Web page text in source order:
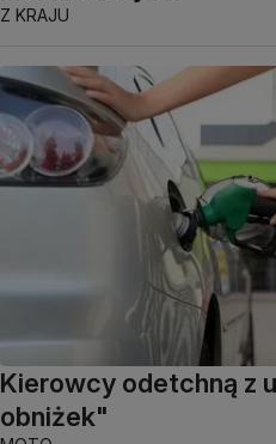
Z KRAJU
Kierowcy odetchną z
obniżek"